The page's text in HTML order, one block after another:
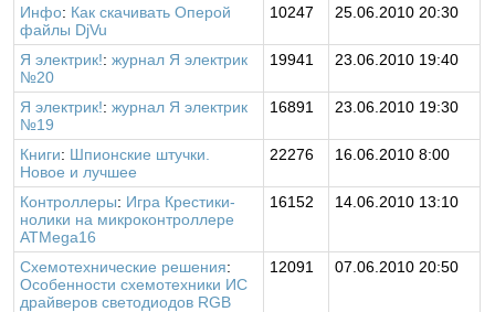
Инфо: Как скачивать Оперой
файлы DjVu
10247 25.06.2010 20:30
Я электрик!:журнал Я электрик
№20
19941 23.06.2010 19:40
Я электрик!:журнал Я электрик
№19
16891 23.06.2010 19:30
Книги: Шпионские штучки.
Новое и лучшее
22276 16.06.2010 8:00
Контроллеры: Игра Крестики-
нолики на микроконтроллере
ATMega16
16152 14.06.2010 13:10
Схемотехнические решения:
Особенности схемотехники ИС
драйверов светодиодов RGB
12091 07.06.2010 20:50